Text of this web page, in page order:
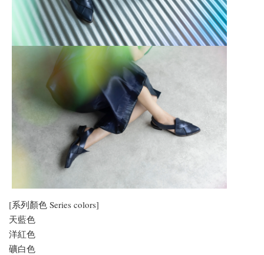
[系列顏色 Series colors]
天藍色
洋紅色
礦白色